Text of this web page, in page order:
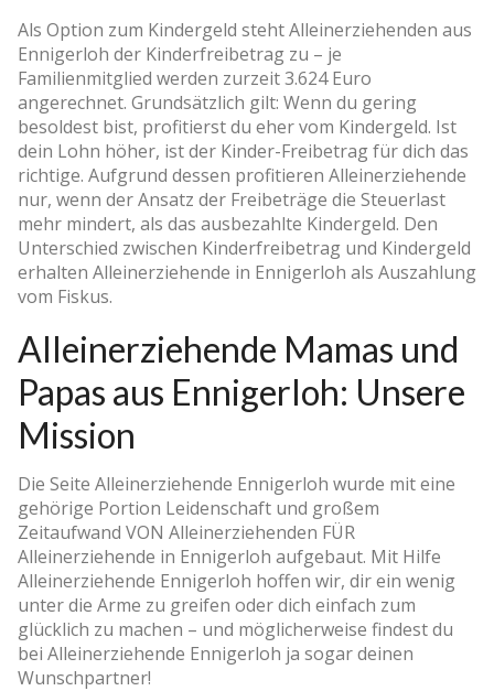
Als Option zum Kindergeld steht Alleinerziehenden aus
Ennigerloh der Kinderfreibetrag zu – je
Familienmitglied werden zurzeit 3.624 Euro
angerechnet. Grundsätzlich gilt: Wenn du gering
besoldest bist, profitierst du eher vom Kindergeld. Ist
dein Lohn höher, ist der Kinder-Freibetrag für dich das
richtige. Aufgrund dessen profitieren Alleinerziehende
nur, wenn der Ansatz der Freibeträge die Steuerlast
mehr mindert, als das ausbezahlte Kindergeld. Den
Unterschied zwischen Kinderfreibetrag und Kindergeld
erhalten Alleinerziehende in Ennigerloh als Auszahlung
vom Fiskus.
Alleinerziehende Mamas und
Papas aus Ennigerloh: Unsere
Mission
Die Seite Alleinerziehende Ennigerloh wurde mit eine
gehörige Portion Leidenschaft und großem
Zeitaufwand VON Alleinerziehenden FÜR
Alleinerziehende in Ennigerloh aufgebaut. Mit Hilfe
Alleinerziehende Ennigerloh hoffen wir, dir ein wenig
unter die Arme zu greifen oder dich einfach zum
glücklich zu machen – und möglicherweise findest du
bei Alleinerziehende Ennigerloh ja sogar deinen
Wunschpartner!